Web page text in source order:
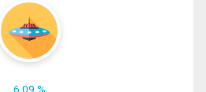
6.09 %